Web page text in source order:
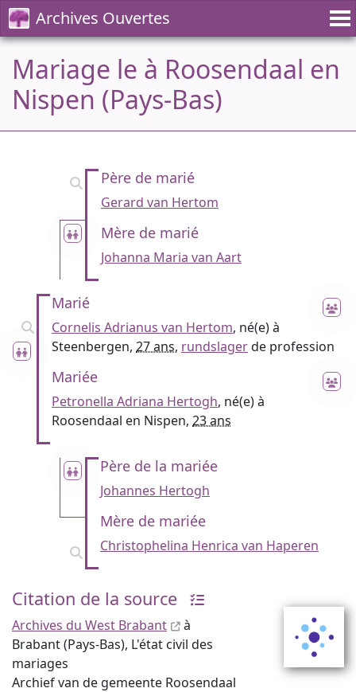
Archives Ouvertes
Mariage le à Roosendaal en
Nispen (Pays-Bas)
Père de marié
Gerard van Hertom
Mère de marié
Johanna Maria van Aart
Marié
Cornelis Adrianus van Hertom, né(e) à
Steenbergen, 27 ans, rundslagerde profession
Mariée
Petronella Adriana Hertogh, né(e) à
Roosendaal en Nispen, 23 ans
Père de la mariée
Johannes Hertogh
Mère de mariée
Christophelina Henrica van Haperen
Citation de la source
Archives du West Brabant
à
Brabant (Pays-Bas), L'état civil des
mariages
Archief van de gemeente Roosendaal